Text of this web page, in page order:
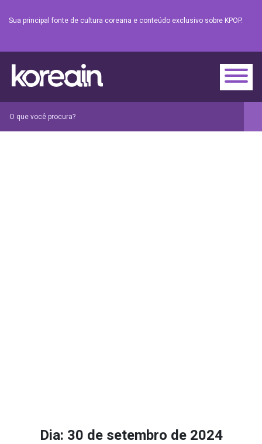
Sua principal fonte de cultura coreana e conteúdo exclusivo sobre KPOP.
Dia: 30 de setembro de 2024